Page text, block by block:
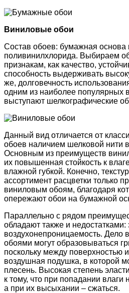
Виниловые обои
Состав обоев: бумажная основа
поливинилхлорида. Выбираем
признакам, как качество,
способность выдерживать
же, долговечность
одним из наиболее популярных
выступают шелкографические
Данный вид отличается от
обоев наличием шелковой нити
Основным из преимуществ
их повышенная стойкость к
влажной губкой. Конечно,
ассортимент расцветки только
виниловым обоям, благодаря
опережают обои на бумажной
Параллельно с рядом
обладают также и недостатками:
воздухонепроницаемость. Дело
обоями могут образовываться
поскольку между поверхностью
воздушная подушка, в которой
плесень. Высокая степень
к тому, что при попадании влаги
а при их высыхании – сжаться.